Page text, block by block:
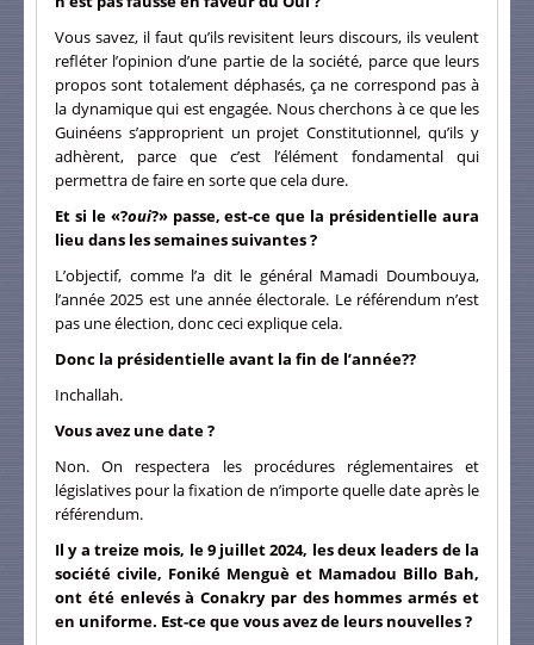
Vous savez, il faut qu’ils revisitent leurs discours, ils veulent
refléter l’opinion d’une partie de la société, parce que leurs
propos sont totalement déphasés, ça ne correspond pas à
la dynamique qui est engagée. Nous cherchons à ce que les
Guinéens s’approprient un projet Constitutionnel, qu’ils y
adhèrent, parce que c’est l’élément fondamental qui
permettra de faire en sorte que cela dure.
Et si le «?oui?» passe, est-ce que la présidentielle aura
lieu dans les semaines suivantes ?
L’objectif, comme l’a dit le général Mamadi Doumbouya,
l’année 2025 est une année électorale. Le référendum n’est
pas une élection, donc ceci explique cela.
Donc la présidentielle avant la fin de l’année??
Inchallah.
Vous avez une date ?
Non. On respectera les procédures réglementaires et
législatives pour la fixation de n’importe quelle date après le
référendum.
Il y a treize mois, le 9 juillet 2024, les deux leaders de la
société civile, Foniké Menguè et Mamadou Billo Bah,
ont été enlevés à Conakry par des hommes armés et
en uniforme. Est-ce que vous avez de leurs nouvelles ?